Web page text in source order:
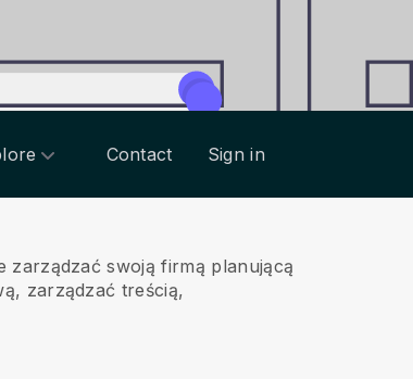
Contact Sign in
zarządzać swoją firmą planującą
zarządzać treścią,